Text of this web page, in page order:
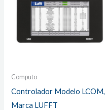
Computo
Controlador Modelo LCOM,
Marca LUFFT